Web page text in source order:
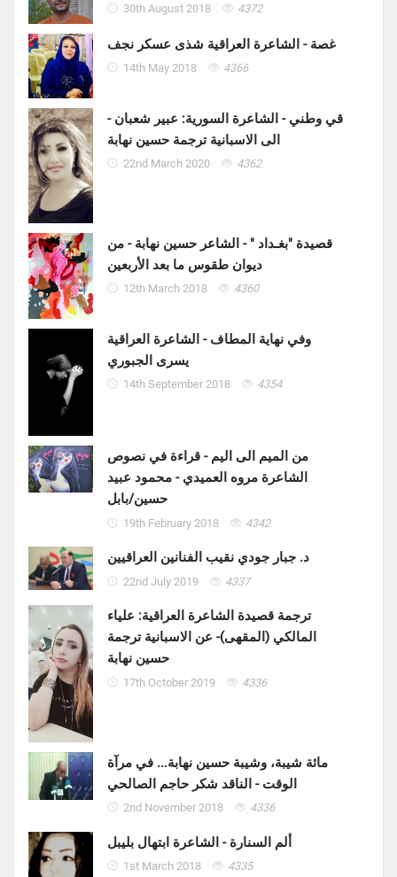
30th August 2018 4372
غصة - الشاعرة العراقية شذى عسكر نجف
14th May 2018 4366
قي وطني - الشاعرة السورية: عبير شعبان -
الى الاسبانية ترجمة حسين نهابة
22nd March 2020 4362
قصيدة "بغـداد " - الشاعر حسين نهابة - من
ديوان طقوس ما بعد الأربعين
12th March 2018 4360
وفي نهاية المطاف - الشاعرة العراقية
يسرى الجبوري
14th September 2018 4354
من الميم الى اليم - قراءة في نصوص
الشاعرة مروه العميدي - محمود عبيد
حسين/بابل
19th February 2018 4342
د. جبار جودي نقيب الفنانين العراقيين
22nd July 2019 4337
ترجمة قصيدة الشاعرة العراقية: علياء
المالكي (المقهى)- عن الاسبانية ترجمة
حسين نهابة
17th October 2019 4336
مائة شيبة، وشيبة حسين نهابة... في مرآة
الوقت - الناقد شكر حاجم الصالحي
2nd November 2018 4336
ألم السنارة - الشاعرة ابتهال بليبل
1st March 2018 4335